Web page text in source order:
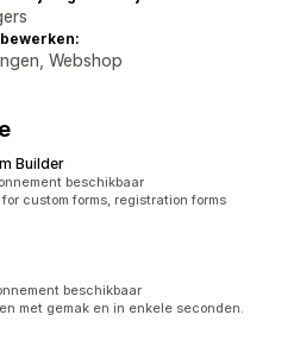
Webshop
Builder
beschikbaar
custom forms, registration forms
beschikbaar
met gemak en in enkele seconden.